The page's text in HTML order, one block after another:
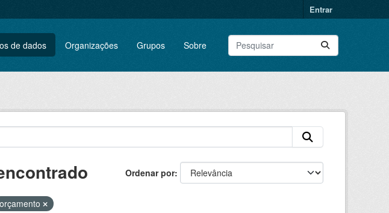
Entrar
de dados Organizações Grupos Sobre
Ordenar por
orçamento